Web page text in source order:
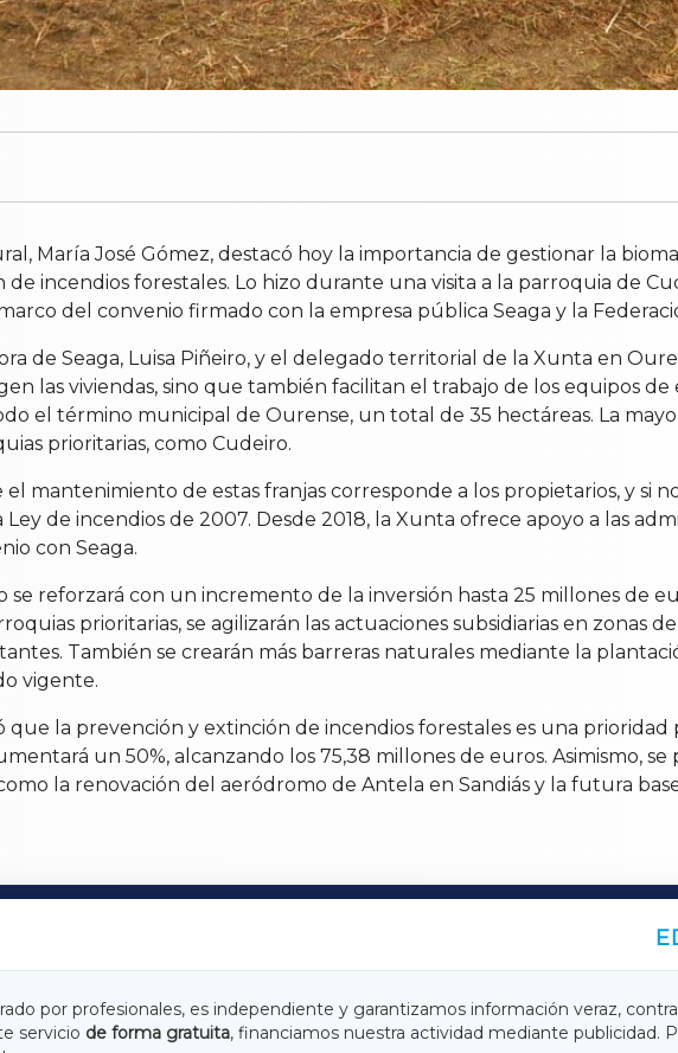
María José Gómez, destacó hoy la importancia de gestionar la
incendios forestales. Lo hizo durante una visita a la parroquia de
del convenio firmado con la empresa pública Seaga y la
de Seaga, Luisa Piñeiro, y el delegado territorial de la Xunta en
las viviendas, sino que también facilitan el trabajo de los equipos de
el término municipal de Ourense, un total de 35 hectáreas. La
prioritarias, como Cudeiro.
el mantenimiento de estas franjas corresponde a los propietarios, y
de incendios de 2007. Desde 2018, la Xunta ofrece apoyo a las
con Seaga.
se reforzará con un incremento de la inversión hasta 25 millones de
prioritarias, se agilizarán las actuaciones subsidiarias en zonas
También se crearán más barreras naturales mediante la
vigente.
que la prevención y extinción de incendios forestales es una
un 50%, alcanzando los 75,38 millones de euros. Asimismo,
la renovación del aeródromo de Antela en Sandiás y la futura
por profesionales, es independiente y garantizamos información veraz,
servicio de forma gratuita, financiamos nuestra actividad mediante publicidad.
LUGOXA TERRACHAXA
RIBEIRASACRAXA ACORUÑAXA